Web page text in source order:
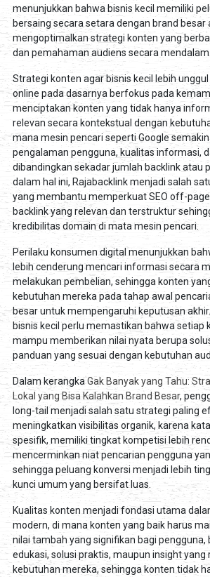
menunjukkan bahwa bisnis kecil memiliki
bersaing secara setara dengan brand besar
mengoptimalkan strategi konten yang
dan pemahaman audiens secara mendalam.
Strategi konten agar bisnis kecil lebih
online pada dasarnya berfokus pada
menciptakan konten yang tidak hanya
relevan secara kontekstual dengan
mana mesin pencari seperti Google
pengalaman pengguna, kualitas informasi,
dibandingkan sekadar jumlah backlink atau
dalam hal ini, Rajabacklink menjadi salah
yang membantu memperkuat SEO off-
backlink yang relevan dan terstruktur
kredibilitas domain di mata mesin pencari.
Perilaku konsumen digital menunjukkan
lebih cenderung mencari informasi secara
melakukan pembelian, sehingga konten
kebutuhan mereka pada tahap awal
besar untuk mempengaruhi keputusan
bisnis kecil perlu memastikan bahwa setiap
mampu memberikan nilai nyata berupa
panduan yang sesuai dengan kebutuhan
Dalam kerangka Gak Banyak yang Tahu:
Lokal yang Bisa Kalahkan Brand Besar,
long-tail menjadi salah satu strategi paling
meningkatkan visibilitas organik, karena
spesifik, memiliki tingkat kompetisi lebih
mencerminkan niat pencarian pengguna
sehingga peluang konversi menjadi lebih
kunci umum yang bersifat luas.
Kualitas konten menjadi fondasi utama
modern, di mana konten yang baik harus
nilai tambah yang signifikan bagi pengguna,
edukasi, solusi praktis, maupun insight yang
kebutuhan mereka, sehingga konten tidak